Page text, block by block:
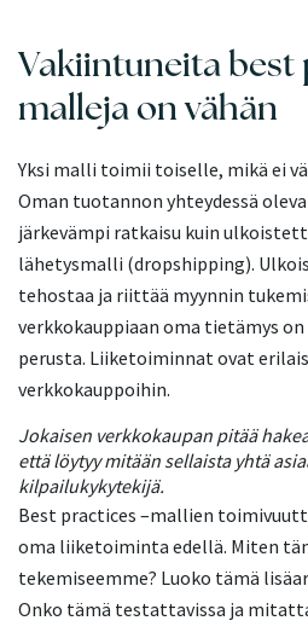
Vakiintuneita best
malleja on vähän
Yksi malli toimii toiselle, mikä ei
Oman tuotannon yhteydessä
järkevämpi ratkaisu kuin
lähetysmalli (dropshipping).
tehostaa ja riittää myynnin
verkkokauppiaan oma tietämys
perusta. Liiketoiminnat ovat
verkkokauppoihin.
Jokaisen verkkokaupan pitää
että löytyy mitään sellaista yhtä
kilpailukykytekijä.
Best practices –mallien
oma liiketoiminta edellä. Miten
tekemiseemme? Luoko tämä
Onko tämä testattavissa ja